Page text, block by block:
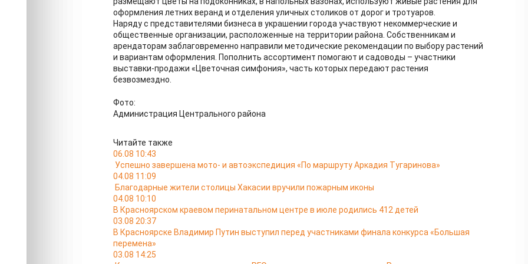
оформления летних веранд и отделения уличных столиков от дорог и тротуаров.
Наряду с представителями бизнеса в украшении города участвуют некоммерческие и
общественные организации, расположенные на территории района. Собственникам и
арендаторам заблаговременно направили методические рекомендации по выбору растений
и вариантам оформления. Пополнить ассортимент помогают и садоводы – участники
выставки-продажи «Цветочная симфония», часть которых передают растения
безвозмездно.
Фото:
Администрация Центрального района
Читайте также
06.08 10:43
Успешно завершена мото- и автоэкспедиция «По маршруту Аркадия Тугаринова»
04.08 11:09
Благодарные жители столицы Хакасии вручили пожарным иконы
04.08 10:10
В Красноярском краевом перинатальном центре в июле родились 412 детей
03.08 20:37
В Красноярске Владимир Путин выступил перед участниками финала конкурса «Большая
перемена»
03.08 14:25